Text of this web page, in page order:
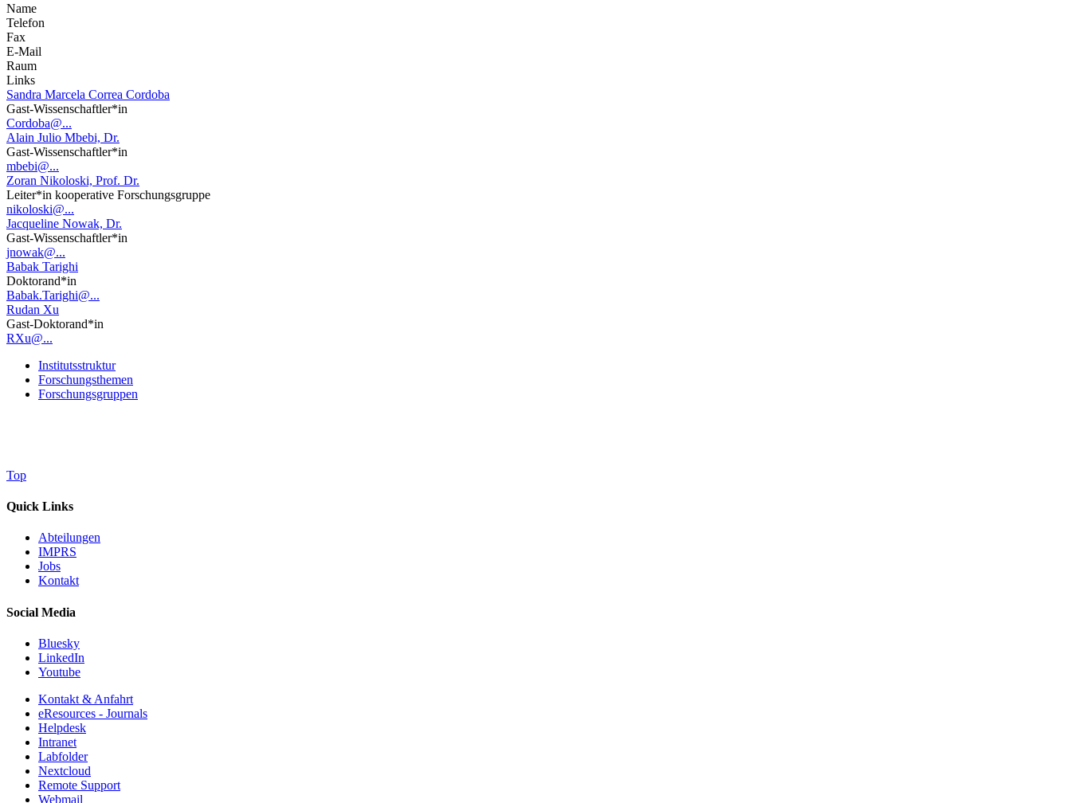
Name
Telefon
Fax
E-Mail
Raum
Links
Sandra Marcela Correa Cordoba
Gast-Wissenschaftler*in
Cordoba@...
Alain Julio Mbebi, Dr.
Gast-Wissenschaftler*in
mbebi@...
Zoran Nikoloski, Prof. Dr.
Leiter*in kooperative Forschungsgruppe
nikoloski@...
Jacqueline Nowak, Dr.
Gast-Wissenschaftler*in
jnowak@...
Babak Tarighi
Doktorand*in
Babak.Tarighi@...
Rudan Xu
Gast-Doktorand*in
RXu@...
Institutsstruktur
Forschungsthemen
Forschungsgruppen
Top
Quick Links
Abteilungen
IMPRS
Jobs
Kontakt
Social Media
Bluesky
LinkedIn
Youtube
Kontakt & Anfahrt
eResources - Journals
Helpdesk
Intranet
Labfolder
Nextcloud
Remote Support
Webmail